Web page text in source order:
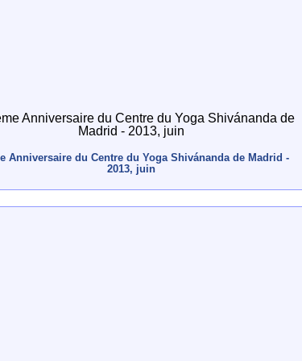
Anniversaire du Centre du Yoga Shivánanda de Madrid -
2013, juin